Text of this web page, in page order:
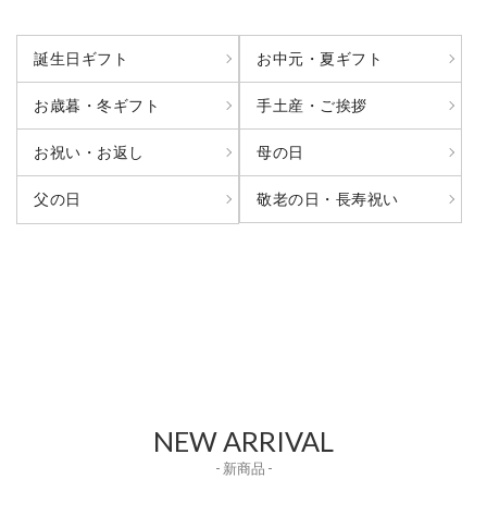
誕生日ギフト お中元・夏ギフト
お歳暮・冬ギフト 手土産・ご挨拶
お祝い・お返し 母の日
父の日 敬老の日・長寿祝い
NEW ARRIVAL
- 新商品 -